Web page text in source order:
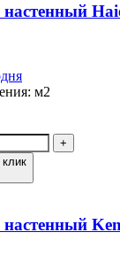
м2